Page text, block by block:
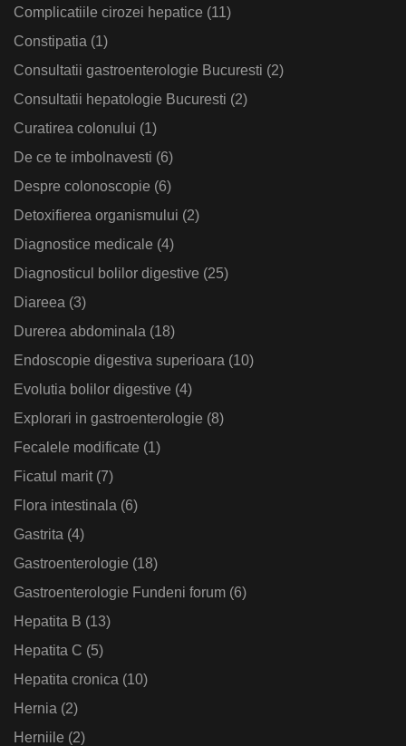
Complicatiile cirozei hepatice (11)
Constipatia (1)
Consultatii gastroenterologie Bucuresti (2)
Consultatii hepatologie Bucuresti (2)
Curatirea colonului (1)
De ce te imbolnavesti (6)
Despre colonoscopie (6)
Detoxifierea organismului (2)
Diagnostice medicale (4)
Diagnosticul bolilor digestive (25)
Diareea (3)
Durerea abdominala (18)
Endoscopie digestiva superioara (10)
Evolutia bolilor digestive (4)
Explorari in gastroenterologie (8)
Fecalele modificate (1)
Ficatul marit(7)
Flora intestinala (6)
Gastrita (4)
Gastroenterologie (18)
Gastroenterologie Fundeni forum (6)
Hepatita B (13)
Hepatita C (5)
Hepatita cronica (10)
Hernia (2)
Herniile (2)